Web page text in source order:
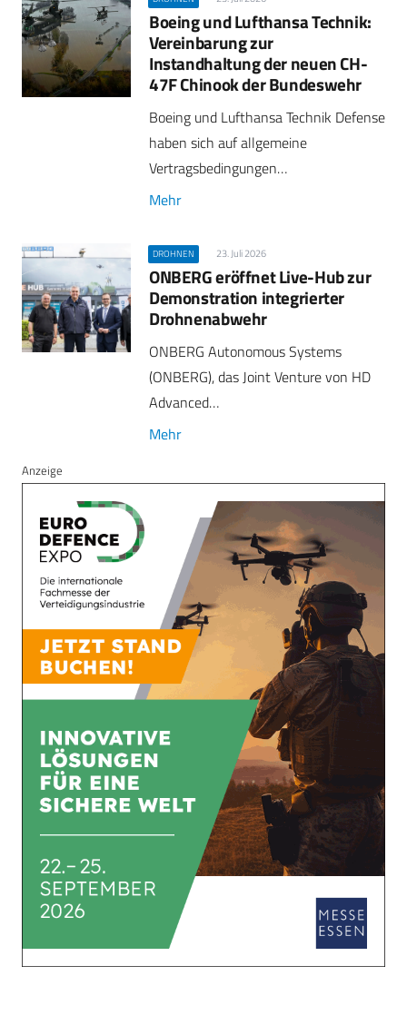
Boeing und Lufthansa Technik:
Vereinbarung zur
Instandhaltung der neuen CH-
47F Chinook der Bundeswehr
Boeing und Lufthansa Technik Defense
haben sich auf allgemeine
Vertragsbedingungen…
Mehr
DROHNEN 23. Juli 2026
ONBERG eröffnet Live-Hub zur
Demonstration integrierter
Drohnenabwehr
ONBERG Autonomous Systems
(ONBERG), das Joint Venture von HD
Advanced…
Mehr
Anzeige